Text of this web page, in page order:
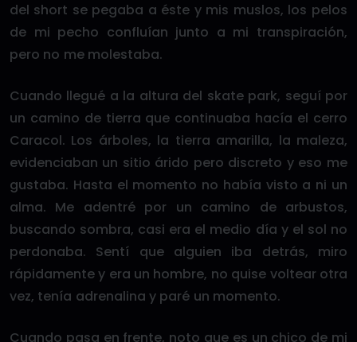
del short se pegaba a éste y mis muslos, los pelos
de mi pecho confluían junto a mi transpiración,
pero no me molestaba.
Cuando llegué a la altura del skate park, seguí por
un camino de tierra que continuaba hacía el cerro
Caracol. Los árboles, la tierra amarilla, la maleza,
evidenciaban un sitio árido pero discreto y eso me
gustaba. Hasta el momento no había visto a ni un
alma. Me adentré por un camino de arbustos,
buscando sombra, casi era el medio día y el sol no
perdonaba. Sentí que alguien iba detrás, miro
rápidamente y era un hombre, no quise voltear otra
vez, tenía adrenalina y paré un momento.
Cuando pasa en frente, noto que es un chico de mi